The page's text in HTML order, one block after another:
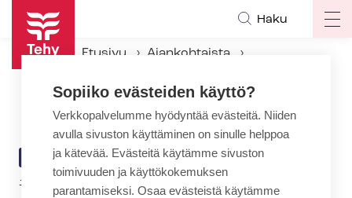
Hyppää
pääsisältöön
Haku
Etusivu
Ajankohtaista
Tehyläiset tyytyväisiä Tehyltä saatuun koronatietoon – 88 prosenttia löytänyt tiedon helposti
ARTIKKELIN
KATEGORIA
AJANKOHTAISTA
14.4.2020 | 11:20
Sopiiko evästeiden käyttö?
Verkkopalvelumme hyödyntää evästeitä. Niiden
avulla sivuston käyttäminen on sinulle helppoa
ja kätevää. Evästeitä käytämme sivuston
toimivuuden ja käyttökokemuksen
parantamiseksi. Osaa evästeistä käytämme